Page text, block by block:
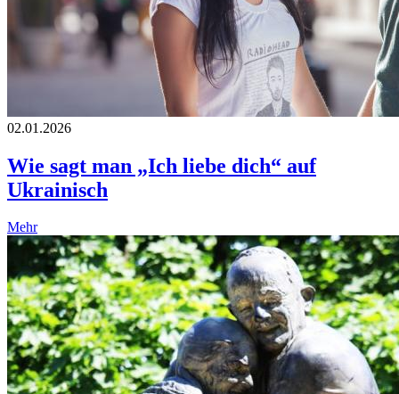
02.01.2026
Wie sagt man „Ich liebe dich“ auf
Ukrainisch
Mehr